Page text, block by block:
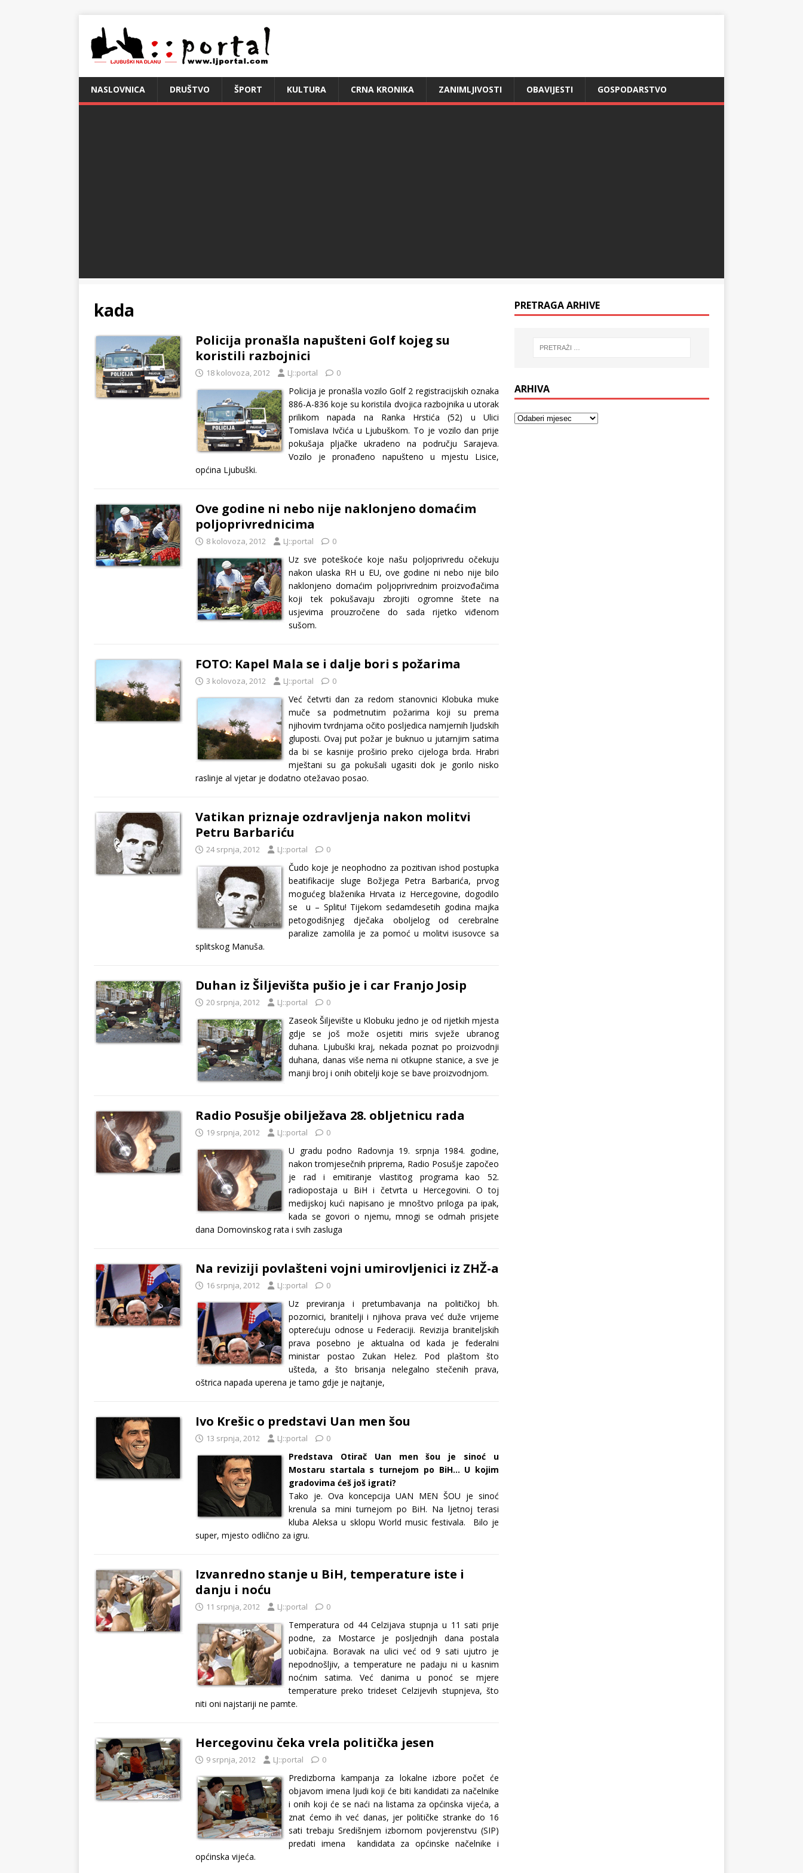
NASLOVNICA DRUŠTVO ŠPORT KULTURA CRNA KRONIKA ZANIMLJIVOSTI OBAVIJESTI GOSPODARSTVO
kada
Policija pronašla napušteni Golf kojeg su
koristili razbojnici
18 kolovoza, 2012 LJ::portal 0
Policija je pronašla vozilo Golf 2 registracijskih oznaka
886-A-836 koje su koristila dvojica razbojnika u utorak
prilikom napada na Ranka Hrstića (52) u Ulici
Tomislava Ivčića u Ljubuškom. To je vozilo dan prije
pokušaja pljačke ukradeno na području Sarajeva.
Vozilo je pronađeno napušteno u mjestu Lisice,
općina Ljubuški.
Ove godine ni nebo nije naklonjeno domaćim
poljoprivrednicima
8 kolovoza, 2012 LJ::portal 0
Uz sve poteškoće koje našu poljoprivredu očekuju
nakon ulaska RH u EU, ove godine ni nebo nije bilo
naklonjeno domaćim poljoprivrednim proizvođačima
koji tek pokušavaju zbrojiti ogromne štete na
usjevima prouzročene do sada rijetko viđenom
sušom.
FOTO: Kapel Mala se i dalje bori s požarima
3 kolovoza, 2012 LJ::portal 0
Već četvrti dan za redom stanovnici Klobuka muke
muče sa podmetnutim požarima koji su prema
njihovim tvrdnjama očito posljedica namjernih ljudskih
gluposti. Ovaj put požar je buknuo u jutarnjim satima
da bi se kasnije proširio preko cijeloga brda. Hrabri
mještani su ga pokušali ugasiti dok je gorilo nisko
raslinje al vjetar je dodatno otežavao posao.
Vatikan priznaje ozdravljenja nakon molitvi
Petru Barbariću
24 srpnja, 2012 LJ::portal 0
Čudo koje je neophodno za pozitivan ishod postupka
beatifikacije sluge Božjega Petra Barbarića, prvog
mogućeg blaženika Hrvata iz Hercegovine, dogodilo
se u – Splitu! Tijekom sedamdesetih godina majka
petogodišnjeg dječaka oboljelog od cerebralne
paralize zamolila je za pomoć u molitvi isusovce sa
splitskog Manuša.
Duhan iz Šiljevišta pušio je i car Franjo Josip
20 srpnja, 2012 LJ::portal 0
Zaseok Šiljevište u Klobuku jedno je od rijetkih mjesta
gdje se još može osjetiti miris svježe ubranog
duhana. Ljubuški kraj, nekada poznat po proizvodnji
duhana, danas više nema ni otkupne stanice, a sve je
manji broj i onih obitelji koje se bave proizvodnjom.
Radio Posušje obilježava 28. obljetnicu rada
19 srpnja, 2012 LJ::portal 0
U gradu podno Radovnja 19. srpnja 1984. godine,
nakon tromjesečnih priprema, Radio Posušje započeo
je rad i emitiranje vlastitog programa kao 52.
radiopostaja u BiH i četvrta u Hercegovini. O toj
medijskoj kući napisano je mnoštvo priloga pa ipak,
kada se govori o njemu, mnogi se odmah prisjete
dana Domovinskog rata i svih zasluga
Na reviziji povlašteni vojni umirovljenici iz ZHŽ-a
16 srpnja, 2012 LJ::portal 0
Uz previranja i pretumbavanja na političkoj bh.
pozornici, branitelji i njihova prava već duže vrijeme
opterećuju odnose u Federaciji. Revizija braniteljskih
prava posebno je aktualna od kada je federalni
ministar postao Zukan Helez. Pod plaštom što
ušteda, a što brisanja nelegalno stečenih prava,
oštrica napada uperena je tamo gdje je najtanje,
Ivo Krešic o predstavi Uan men šou
13 srpnja, 2012 LJ::portal 0
Predstava Otirač Uan men šou je sinoć u
Mostaru startala s turnejom po BiH… U kojim
gradovima ćeš još igrati?
Tako je. Ova koncepcija UAN MEN ŠOU je sinoć
krenula sa mini turnejom po BiH. Na ljetnoj terasi
kluba Aleksa u sklopu World music festivala. Bilo je
super, mjesto odlično za igru.
Izvanredno stanje u BiH, temperature iste i
danju i noću
11 srpnja, 2012 LJ::portal 0
Temperatura od 44 Celzijava stupnja u 11 sati prije
podne, za Mostarce je posljednjih dana postala
uobičajna. Boravak na ulici već od 9 sati ujutro je
nepodnošljiv, a temperature ne padaju ni u kasnim
noćnim satima. Već danima u ponoć se mjere
temperature preko trideset Celzijevih stupnjeva, što
niti oni najstariji ne pamte.
Hercegovinu čeka vrela politička jesen
9 srpnja, 2012 LJ::portal 0
Predizborna kampanja za lokalne izbore počet će
objavom imena ljudi koji će biti kandidati za načelnike
i onih koji će se naći na listama za općinska vijeća, a
znat ćemo ih već danas, jer političke stranke do 16
sati trebaju Središnjem izbornom povjerenstvu (SIP)
predati imena kandidata za općinske načelnike i
općinska vijeća.
PRETRAGA ARHIVE
ARHIVA